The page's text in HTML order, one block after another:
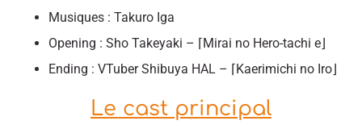
Musiques : Takuro Iga
Opening : Sho Takeyaki – ⌈Mirai no Hero-tachi e⌋
Ending : VTuber Shibuya HAL – ⌈Kaerimichi no Iro⌋
Le cast principal